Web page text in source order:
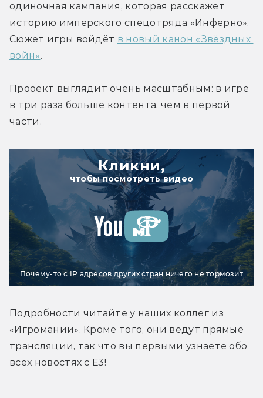
одиночная кампания, которая расскажет
историю имперского спецотряда «Инферно».
Сюжет игры войдёт в новый канон «Звёздных
войн».
Прооект выглядит очень масштабным: в игре
в три раза больше контента, чем в первой
части.
Кликни,
чтобы посмотреть видео
Почему-то с IP адресов других стран ничего не тормозит
Подробности читайте у наших коллег из
«Игромании». Кроме того, они ведут прямые
трансляции, так что вы первыми узнаете обо
всех новостях с Е3!